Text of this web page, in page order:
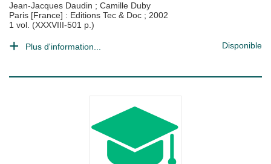
Jean-Jacques Daudin ; Camille Duby
Paris [France] : Editions Tec & Doc ; 2002
1 vol. (XXXVIII-501 p.)
Plus d'information... Disponible